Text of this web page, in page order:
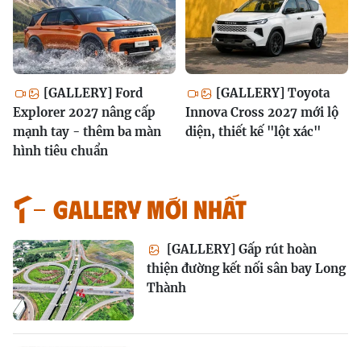
[GALLERY] Ford
Explorer 2027 nâng cấp
mạnh tay - thêm ba màn
hình tiêu chuẩn
[GALLERY] Toyota
Innova Cross 2027 mới lộ
diện, thiết kế "lột xác"
GALLERY MỚI NHẤT
[GALLERY] Gấp rút hoàn
thiện đường kết nối sân bay Long
Thành